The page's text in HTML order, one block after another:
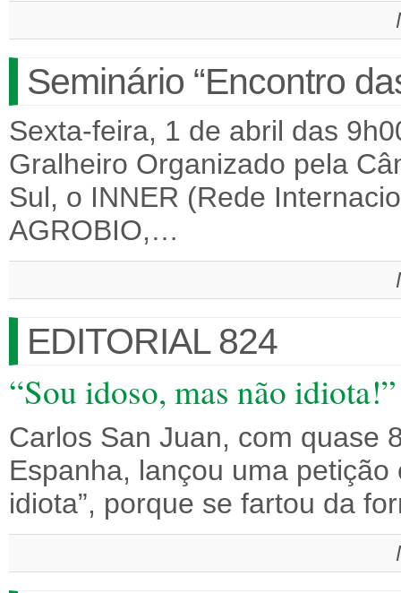
Seminário “Encontro
Sexta-feira, 1 de abril das
Gralheiro Organizado pela
Sul, o INNER (Rede
AGROBIO,…
EDITORIAL 824
“Sou idoso, mas não idiota!”
Carlos San Juan, com quase
Espanha, lançou uma
idiota”, porque se fartou da